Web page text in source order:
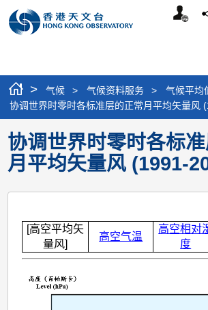
个
> 气候 > 气候资料服务 > 气候平均
协调世界时零时各标准层的正常月平均矢量风
协调世界时零时各标
月平均矢量风 (1991-
[高空平均矢
量风]
高空气温
高空相对
度